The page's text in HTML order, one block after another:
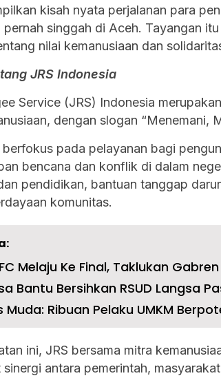
kisah nyata perjalanan para
pernah singgah di Aceh. Tayangan
nilai kemanusiaan dan
JRS Indonesia
Service (JRS) Indonesia
dengan slogan “Menemani,
berfokus pada pelayanan bagi
bencana dan konflik di dalam
pendidikan, bantuan tanggap
komunitas.
Melaju Ke Final, Taklukan
Bantu Bersihkan RSUD Langsa
Muda: Ribuan Pelaku UMKM
ini, JRS bersama mitra
sinergi antara pemerintah,